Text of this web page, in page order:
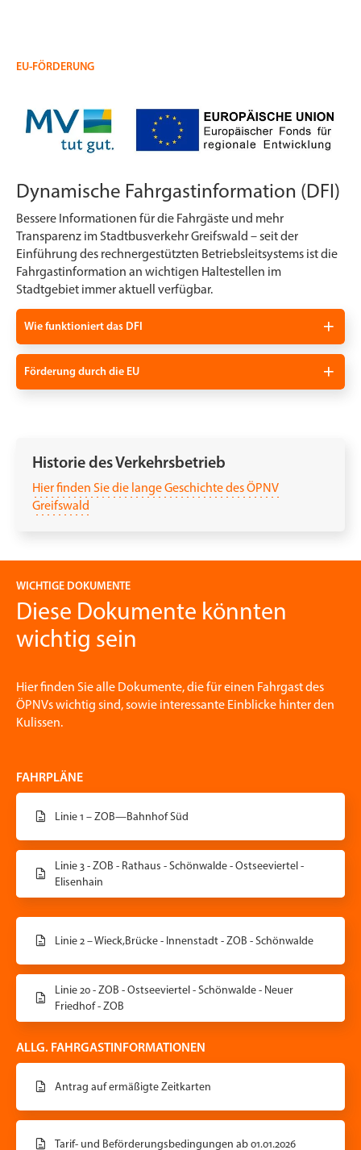
EU-FÖRDERUNG
Dynamische Fahrgastinformation (DFI)
Bessere Informationen für die Fahrgäste und mehr
Transparenz im Stadtbusverkehr Greifswald – seit der
Einführung des rechnergestützten Betriebsleitsystems ist die
Fahrgastinformation an wichtigen Haltestellen im
Stadtgebiet immer aktuell verfügbar.
Wie funktioniert das DFI
Förderung durch die EU
Historie des Verkehrsbetrieb
Hier finden Sie die lange Geschichte des ÖPNV
Greifswald
WICHTIGE DOKUMENTE
Diese Dokumente könnten
wichtig sein
Hier finden Sie alle Dokumente, die für einen Fahrgast des
ÖPNVs wichtig sind, sowie interessante Einblicke hinter den
Kulissen.
FAHRPLÄNE
Linie 1 – ZOB—Bahnhof Süd
Linie 3 - ZOB - Rathaus - Schönwalde - Ostseeviertel -
Elisenhain
Linie 2 – Wieck,Brücke - Innenstadt - ZOB - Schönwalde
Linie 20 - ZOB - Ostseeviertel - Schönwalde - Neuer
Friedhof - ZOB
ALLG. FAHRGASTINFORMATIONEN
Antrag auf ermäßigte Zeitkarten
Tarif- und Beförderungsbedingungen ab 01.01.2026